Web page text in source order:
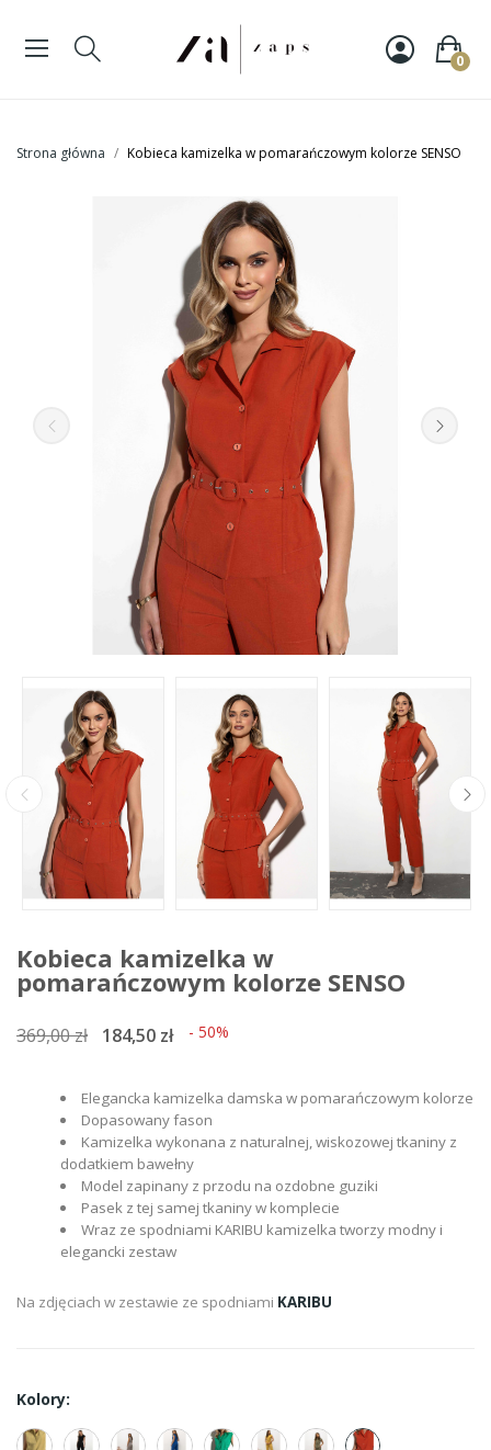
0
Strona główna Kobieca kamizelka w pomarańczowym kolorze SENSO
Kobieca kamizelka w
pomarańczowym kolorze SENSO
369,00 zł 184,50 zł - 50%
Elegancka kamizelka damska w pomarańczowym kolorze
Dopasowany fason
Kamizelka wykonana z naturalnej, wiskozowej tkaniny z
dodatkiem bawełny
Model zapinany z przodu na ozdobne guziki
Pasek z tej samej tkaniny w komplecie
Wraz ze spodniami KARIBU kamizelka tworzy modny i
elegancki zestaw
Na zdjęciach w zestawie ze spodniami KARIBU
Kolory: